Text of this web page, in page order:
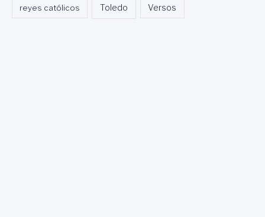
reyes católicos Toledo Versos